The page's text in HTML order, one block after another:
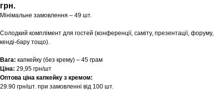
грн.
Мінімальне замовлення – 49 шт.
Солодкий комплімент для гостей (конференції, саміту, презентації, форуму,
кенді-бару тощо).
Вага: капкейку (без крему) – 45 грам
Ціна: 29,95 грн/шт
Оптова ціна капкейку з кремом:
29.90 грн/шт. при замовленні від 100 шт.